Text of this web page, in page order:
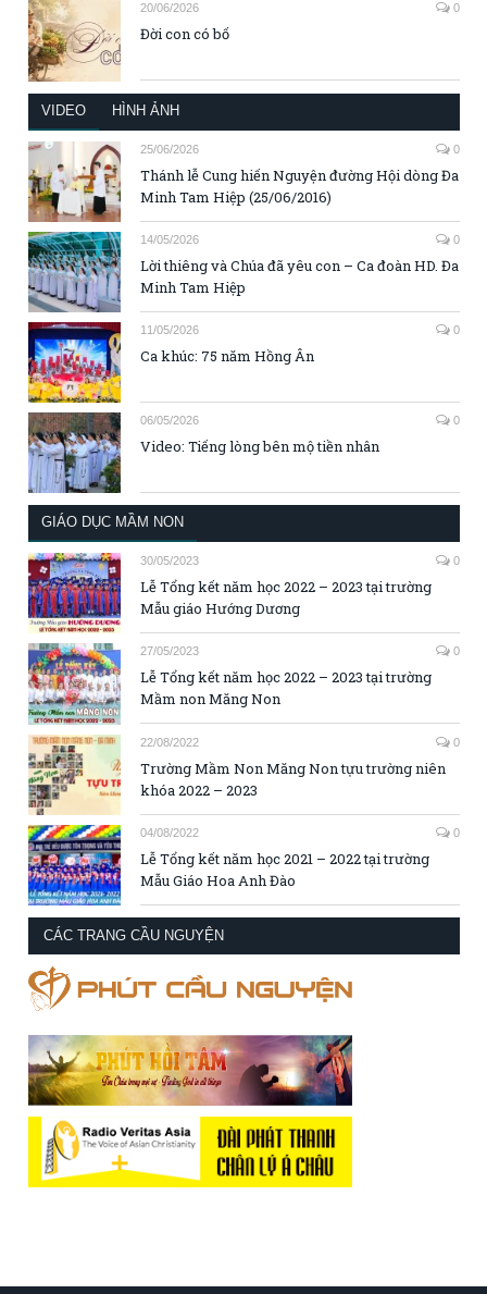
20/06/2026 0
Đời con có bố
VIDEO HÌNH ẢNH
25/06/2026 0
Thánh lễ Cung hiến Nguyện đường Hội dòng Đa
Minh Tam Hiệp (25/06/2016)
14/05/2026 0
Lời thiêng và Chúa đã yêu con – Ca đoàn HD. Đa
Minh Tam Hiệp
11/05/2026 0
Ca khúc: 75 năm Hồng Ân
06/05/2026 0
Video: Tiếng lòng bên mộ tiền nhân
GIÁO DỤC MẦM NON
30/05/2023 0
Lễ Tổng kết năm học 2022 – 2023 tại trường
Mẫu giáo Hướng Dương
27/05/2023 0
Lễ Tổng kết năm học 2022 – 2023 tại trường
Mầm non Măng Non
22/08/2022 0
Trường Mầm Non Măng Non tựu trường niên
khóa 2022 – 2023
04/08/2022 0
Lễ Tổng kết năm học 2021 – 2022 tại trường
Mẫu Giáo Hoa Anh Đào
CÁC TRANG CẦU NGUYỆN